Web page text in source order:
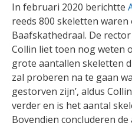
In februari 2020 berichtte
reeds 800 skeletten
Baafskathedraal. De
Collin liet toen nog weten
grote aantallen skeletten
zal proberen na te gaan
gestorven zijn’, aldus
verder en is het aantal
Bovendien concluderen